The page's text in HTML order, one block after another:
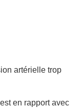
artérielle trop
en rapport avec